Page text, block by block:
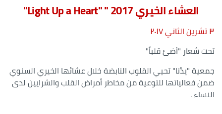
العشاء الخيري 2017 " "Light Up a Heart"
۳ تشرين الثاني ۲۰۱۷
تحت شعار "أضئ قلباً"
جمعية "يدُنا" تحيي القلوب النابضة خلال عشائها الخيري السنوي
ضمن فعالياتها للتوعية من مخاطر أمراض القلب والشرايين لدى
النساء .